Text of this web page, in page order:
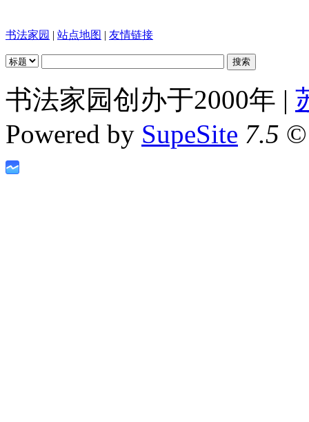
书法家园 | 站点地图 | 友情链接
书法家园创办于2000年 |
Powered by SupeSite 7.5 ©